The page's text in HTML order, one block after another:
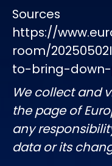
Sources
https://
room/
to-bring-
We collect and
the page of
any
data or its